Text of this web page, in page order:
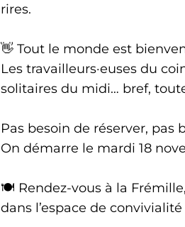
rires.
👋 Tout le monde est
Les travailleurs·euses du
solitaires du midi… bref,
Pas besoin de réserver,
On démarre le mardi 18
🍽️ Rendez-vous à la Frémille,
dans l’espace de